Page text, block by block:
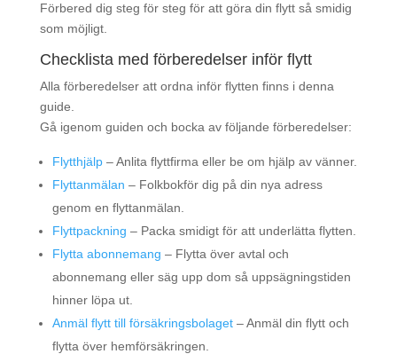
Förbered dig steg för steg för att göra din flytt så smidig
som möjligt.
Checklista med förberedelser inför flytt
Alla förberedelser att ordna inför flytten finns i denna
guide.
Gå igenom guiden och bocka av följande förberedelser:
Flytthjälp – Anlita flyttfirma eller be om hjälp av vänner.
Flyttanmälan – Folkbokför dig på din nya adress
genom en flyttanmälan.
Flyttpackning – Packa smidigt för att underlätta flytten.
Flytta abonnemang – Flytta över avtal och
abonnemang eller säg upp dom så uppsägningstiden
hinner löpa ut.
Anmäl flytt till försäkringsbolaget– Anmäl din flytt och
flytta över hemförsäkringen.